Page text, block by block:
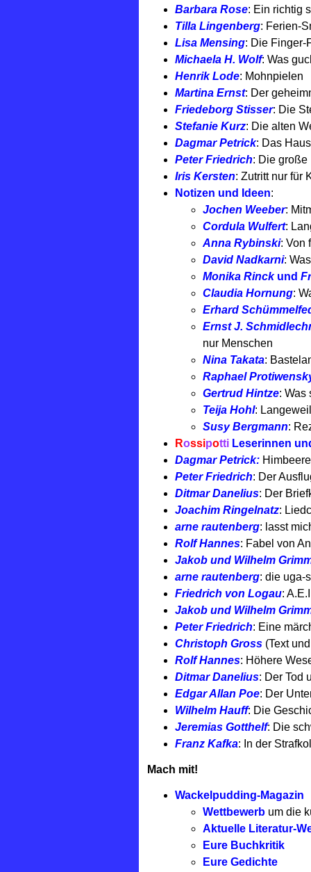
Barbara Rose: Ein richtig
Tilla Lingenberg: Ferien-
Lisa Mensing: Die Finger-
Michaela H. Wolf: Was
Henrik Lode: Mohnpielen
Martina Ernst: Der
Friedeborg Stisser: Die
Stefanie Kurz: Die alten
Dagmar Petrick: Das
Peter Friedrich: Die große
Iris Kersten: Zutritt nur für
Notizen und Ideen:
Jochen Weeber:
Cordula Wulfert:
Anna Rybinski: Von
David Nadkarni:
Monika Rinckund
Claudia Hornung:
Erhard
Ernst J.
nur Menschen
Nina Takata:
Raphael
Gertrud Hintze: Was
Teija Hohl:
Susy Bergmann:
Rossipotti Leserinnen
Dagmar Petrick:
Peter Friedrich: Der
Ditmar Danelius: Der
Joachim Ringelnatz:
arne rautenberg: lasst
Rolf Hannes: Fabel von
Jakob und Wilhelm
arne rautenberg: die uga-
Friedrich von Logau:
Jakob und Wilhelm
Peter Friedrich: Eine
Christoph Gross (Text
Rolf Hannes: Höhere
Ditmar Danelius: Der Tod
Edgar Allan Poe: Der
Wilhelm Hauff: Die
Jeremias Gotthelf: Die
Franz Kafka: In der
Mach mit!
Wackelpudding-Magazin
Wettbewerb um die
Aktuelle Literatur-
Eure Buchkritik
Eure Gedichte